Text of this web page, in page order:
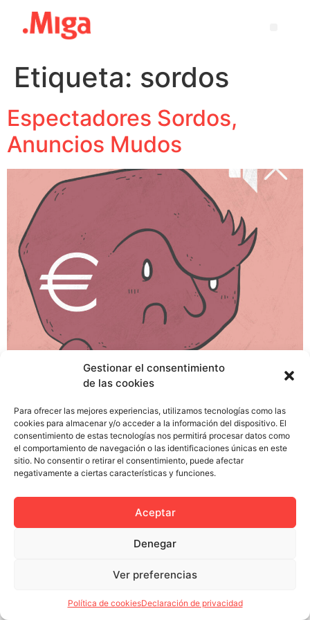
Gestionar el consentimiento
de las cookies
Para ofrecer las mejores experiencias, utilizamos tecnologías como las
cookies para almacenar y/o acceder a la información del dispositivo. El
consentimiento de estas tecnologías nos permitirá procesar datos como
el comportamiento de navegación o las identificaciones únicas en este
sitio. No consentir o retirar el consentimiento, puede afectar
negativamente a ciertas características y funciones.
Aceptar
Denegar
Ver preferencias
Política de cookiesDeclaración de privacidad
Etiqueta: sordos
Espectadores Sordos,
Anuncios Mudos
La introducción de la TDT en nuestros hogares ha dado
alegrías y quebraderos de cabeza (y de bolsillo) a todo
el mundo. Dentro de las ventajas que nos trae este
avance encontramos la opción de poder activar los
subtítulos en la mayoría de sus contenidos…Y digo bien,
la mayoría. Podemos disfrutar de retransmisiones
Colectivo Miga © 2023